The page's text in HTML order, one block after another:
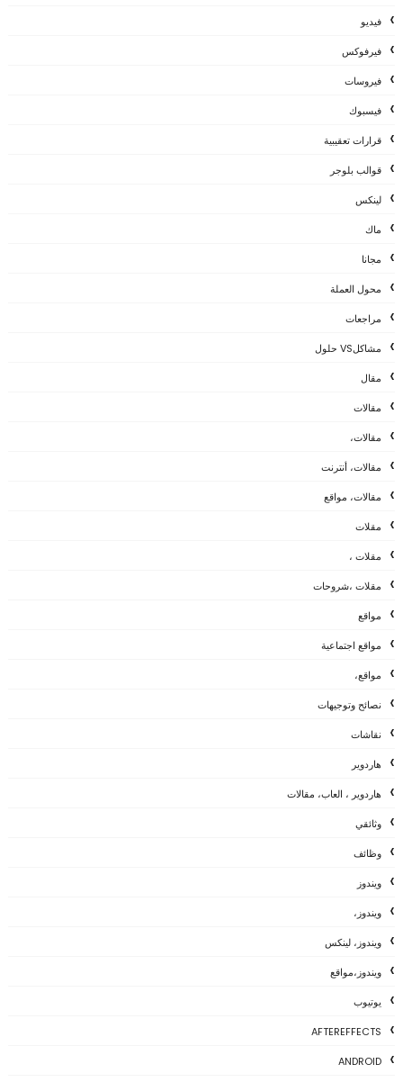
فيديو
فيرفوكس
فيروسات
فيسبوك
قرارات تعقيبية
قوالب بلوجر
لينكس
ماك
مجانا
محول العملة
مراجعات
مشاكلVS حلول
مقال
مقالات
مقالات،
مقالات، أنترنت
مقالات، مواقع
مقلات
مقلات ،
مقلات ،شروحات
مواقع
مواقع اجتماعية
مواقع،
نصائح وتوجيهات
نقاشات
هاردوير
هاردوير ، العاب، مقالات
وثائقي
وظائف
ويندوز
ويندوز،
ويندوز، لينكس
ويندوز،مواقع
يوتيوب
AFTEREFFECTS
ANDROID